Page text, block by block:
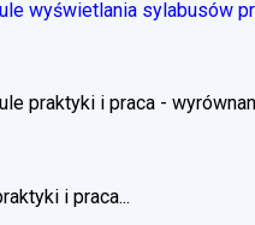
wyświetlania sylabusów
praktyki i praca -
i praca...